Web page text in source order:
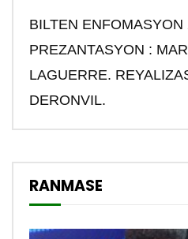
BILTEN
PREZANTASYON :
LAGUERRE.
DERONVIL.
RANMASE